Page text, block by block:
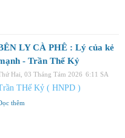
LY CÀ PHÊ : Lý của kẻ
- Trần Thế Kỷ
Hai, 03 Tháng Tám 2026 6:11 SA
THế Kỷ ( HNPD )
thêm